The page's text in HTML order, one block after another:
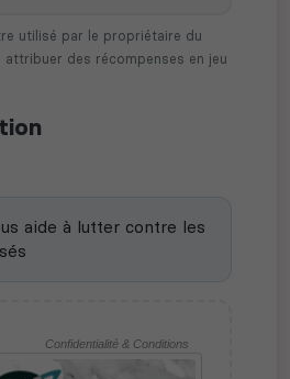
utilisé par le propriétaire du
des récompenses en jeu
aide à lutter contre les